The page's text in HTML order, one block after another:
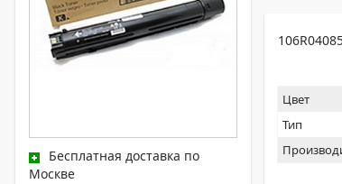
Бесплатная доставка по
Москве
Цвет
Тип